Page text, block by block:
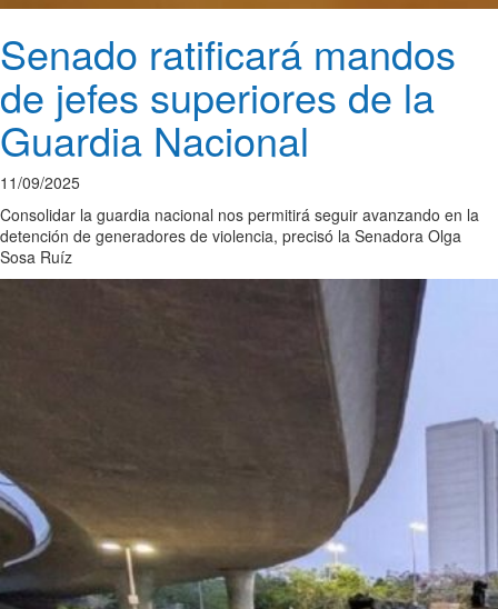
Senado ratificará mandos
de jefes superiores de la
Guardia Nacional
11/09/2025
Consolidar la guardia nacional nos permitirá seguir avanzando en la
detención de generadores de violencia, precisó la Senadora Olga
Sosa Ruíz